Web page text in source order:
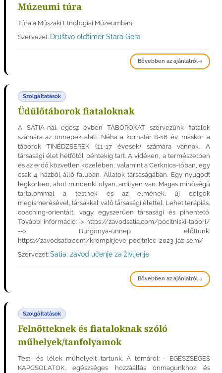
Múzeumi túra
Túra a Műszaki Etnológiai Múzeumban
Szervezet: Društvo oldtimer Stara Gora
Bővebben az ajánlatról
Szolgáltatások
Üdülőtáborok fiataloknak
A SATIA-nál egész évben TÁBOROKAT szervezünk fiatalok
számára az ünnepek alatt. Néha a korhatár 8-16 év, máskor a
táborok TINÉDZSEREK (11-17 évesek) számára vannak. A
társasági élet hétfőtől péntekig tart. A vidéken, a természetben
és az erdő közvetlen közelében, valamint a Cerknica-tóban, egy
csak 4 házból álló faluban. Állatok társaságában. Egy nyugodt
légkörben, ahol mindenki olyan, amilyen van. Magas minőségű
tartalommal a testnek és az elmének, új dolgok
megismerésével, társakkal való társasági élettel. Lehet terápiás,
coaching-orientált, vagy egyszerűen társasági és pihentető.
További információ: -> https://zavodsatia.com/pocitniski-tabori/
--> Burgonya-ünnep előttünk:
https://zavodsatia.com/krompirjeve-pocitnice-2023-jaz-sem/
Szervezet: Satia, zavod učenje za življenje
Bővebben az ajánlatról
Szolgáltatások
Felnőtteknek és fiataloknak szóló
műhelyek/tanfolyamok
Test- és lélek műhelyeit tartunk. A témáról: - EGÉSZSÉGES
KAPCSOLATOK, egészséges hozzáállás önmagunkhoz és